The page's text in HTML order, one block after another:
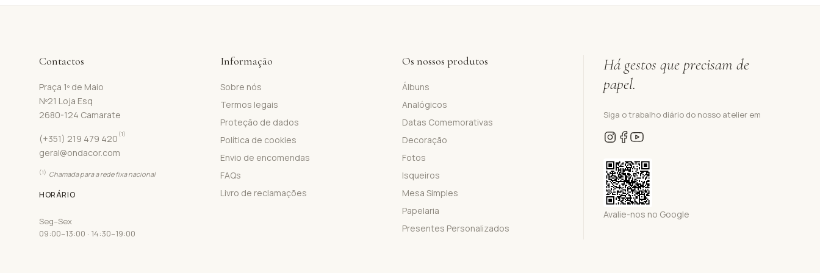
Contactos
Praça 1º de Maio
Nº21 Loja Esq
2680-124 Camarate
(+351) 219 479 420 (1)
geral@ondacor.com
(1) Chamada para a rede fixa nacional
HORÁRIO
Seg–Sex
09:00–13:00 · 14:30–19:00
Informação
Sobre nós
Termos legais
Proteção de dados
Política de cookies
Envio de encomendas
FAQs
Livro de reclamações
Os nossos produtos
Álbuns
Analógicos
Datas Comemorativas
Decoração
Fotos
Isqueiros
Mesa Simples
Papelaria
Presentes Personalizados
Há gestos que precisam de
papel.
Siga o trabalho diário do nosso atelier em
Avalie-nos no Google